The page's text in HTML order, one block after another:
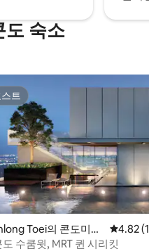
도 숙소
기 243개
트
트
Toei의 콘도미니
평점
4.82
수쿰윗, MRT 퀸 시리킷